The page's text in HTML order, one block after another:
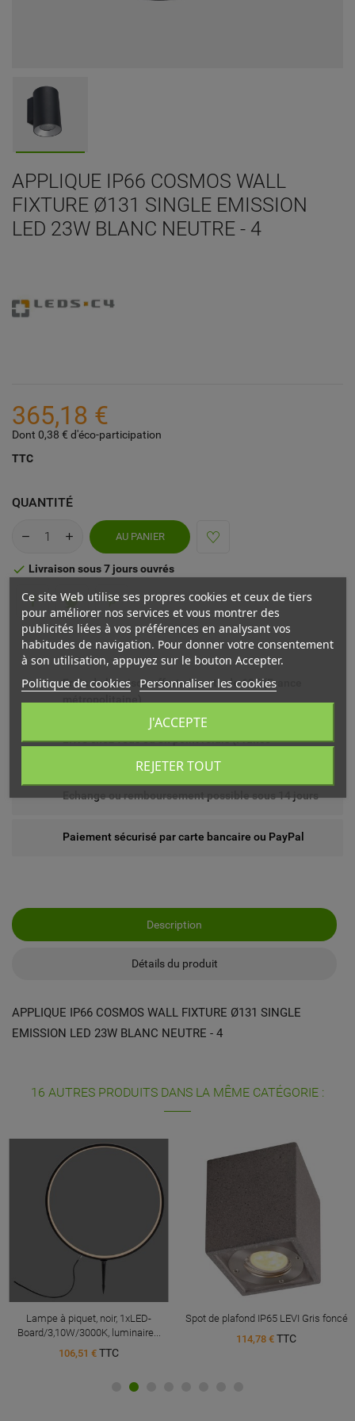
APPLIQUE IP66 COSMOS WALL
FIXTURE Ø131 SINGLE EMISSION
LED 23W BLANC NEUTRE - 4
365,18 €
Dont 0,38 € d'éco-participation
TTC
QUANTITÉ
AU PANIER
 Livraison sous 7 jours ouvrés
Frais de livraison offerts à partir de 69€ (France
métropolitaine)
Livré chez vous ou en point relais (France
Echange ou remboursement possible sous 14 jours
Paiement sécurisé par carte bancaire ou PayPal
Description
Détails du produit
APPLIQUE IP66 COSMOS WALL FIXTURE Ø131 SINGLE
EMISSION LED 23W BLANC NEUTRE - 4
16 AUTRES PRODUITS DANS LA MÊME CATÉGORIE :
Lampe à piquet, noir, 1xLED-
Board/3,10W/3000K, luminaire...
106,51 € TTC
Spot de plafond IP65 LEVI Gris foncé
114,78 € TTC
Ce site Web utilise ses propres cookies et ceux de tiers
pour améliorer nos services et vous montrer des
publicités liées à vos préférences en analysant vos
habitudes de navigation. Pour donner votre consentement
à son utilisation, appuyez sur le bouton Accepter.
Politique de cookies Personnaliser les cookies
REJETER TOUT
J'ACCEPTE